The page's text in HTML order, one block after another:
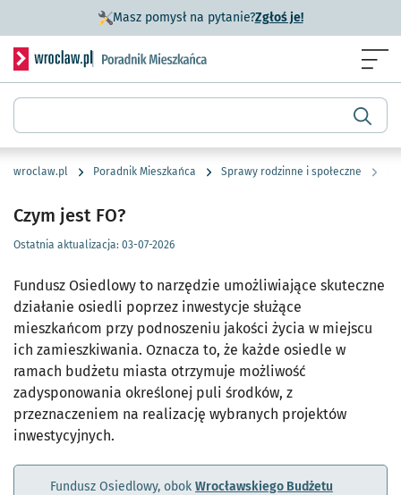
Masz pomysł na pytanie?Zgłoś je!- otworzy się w
Serwis informacyjny wroclaw.pl podserwis: Poradnik
Wyszukiwarka
wroclaw.pl Poradnik Mieszkańca Sprawy rodzinne i społeczne
Czym jest FO?
Ostatnia aktualizacja: 03-07-2026
Fundusz Osiedlowy to narzędzie umożliwiające skuteczne
działanie osiedli poprzez inwestycje służące
mieszkańcom przy podnoszeniu jakości życia w miejscu
ich zamieszkiwania. Oznacza to, że każde osiedle w
ramach budżetu miasta otrzymuje możliwość
zadysponowania określonej puli środków, z
przeznaczeniem na realizację wybranych projektów
inwestycyjnych.
Fundusz Osiedlowy, obok Wrocławskiego Budżetu